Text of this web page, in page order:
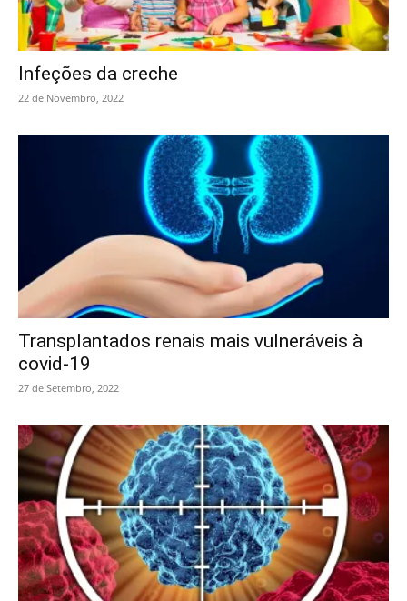
Infeções da creche
22 de Novembro, 2022
Transplantados renais mais vulneráveis à
covid-19
27 de Setembro, 2022